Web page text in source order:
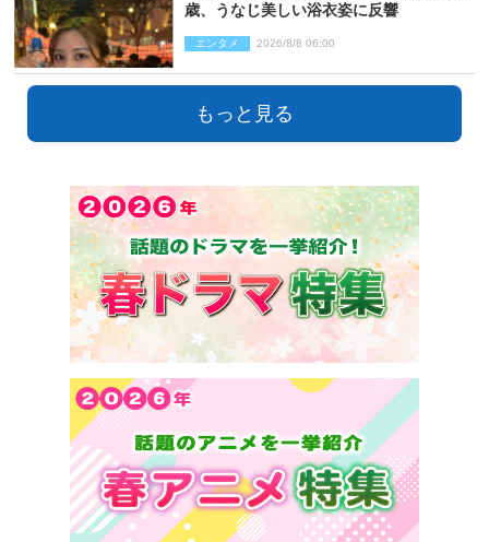
歳、うなじ美しい浴衣姿に反響
エンタメ 2026/8/8 06:00
もっと見る